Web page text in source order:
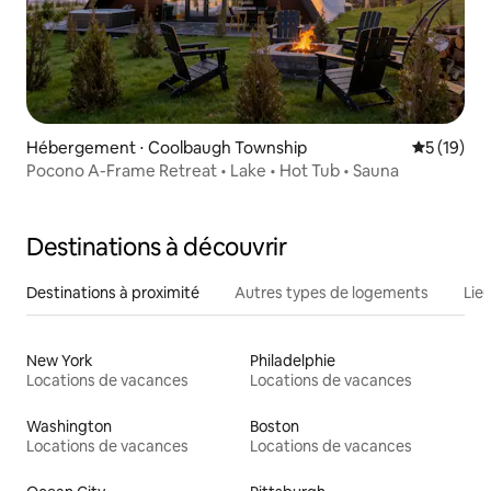
Hébergement ⋅ Coolbaugh Township
5 (19)
Pocono A-Frame Retreat • Lake • Hot Tub • Sauna
Destinations à découvrir
Destinations à proximité Autres types de logements
New York
Locations de vacances
Philadelphie
Locations de vacances
Washington
Locations de vacances
Boston
Locations de vacances